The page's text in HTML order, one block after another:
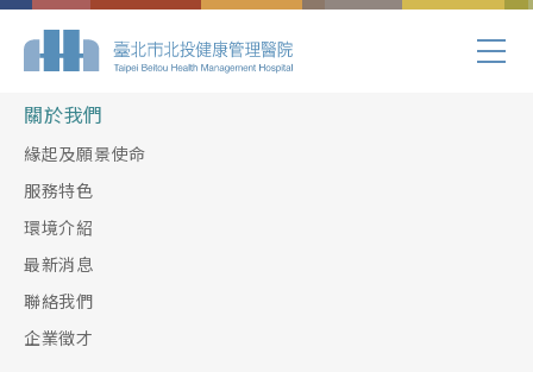
Index.php
關於我們
緣起及願景使命
服務特色
環境介紹
最新消息
聯絡我們
企業徵才